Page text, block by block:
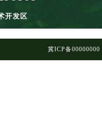
开发区
冀ICP备00000000